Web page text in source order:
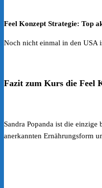
Feel Konzept Strategie: Top
Noch nicht einmal in den USA
Fazit zum Kurs die Feel
Sandra Popanda ist die
anerkannten Ernährungsform